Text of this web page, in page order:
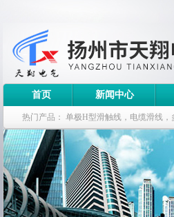
首页 新闻中心
热门产品： 单极H型滑触线，电缆滑线
钢电缆滑车